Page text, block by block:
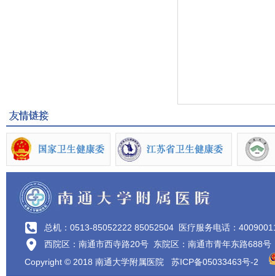
总机：0513-85052222 85052504 医疗服务电话：
西院区：南通市西寺路20号 东院区：南通市青年东路688号
Copyright © 2018 南通大学附属医院 苏ICP备05033463号-2